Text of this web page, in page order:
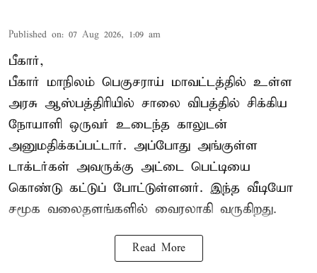
Published on: 07 Aug 2026, 1:09 am
பீகார்,
பீகார் மாநிலம் பெகுசராய் மாவட்டத்தில் உள்ள
அரசு ஆஸ்பத்திரியில் சாலை விபத்தில் சிக்கிய
நோயாளி ஒருவர் உடைந்த காலுடன்
அனுமதிக்கப்பட்டார். அப்போது அங்குள்ள
டாக்டர்கள் அவருக்கு அட்டை பெட்டியை
கொண்டு கட்டுப் போட்டுள்ளனர். இந்த வீடியோ
சமூக வலைதளங்களில் வைரலாகி வருகிறது.
Read More